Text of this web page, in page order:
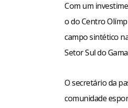
Com um
o do Centro
campo sintético
Setor Sul do
O secretário da
comunidade